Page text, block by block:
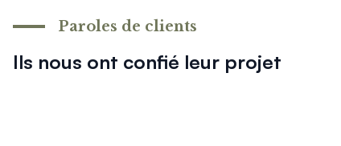
Ils nous ont confié leur projet
Paroles de clients